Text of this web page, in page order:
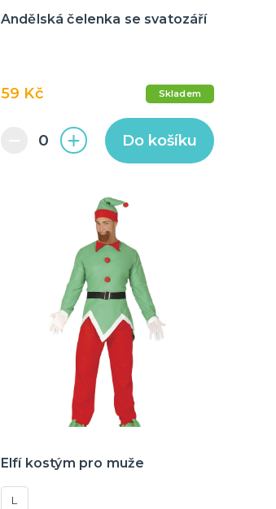
Andělská čelenka se svatozáří
59 Kč Skladem
Do košíku
Elfí kostým pro muže
L